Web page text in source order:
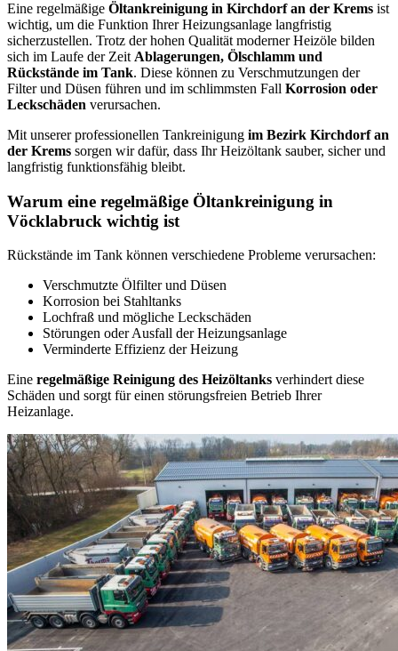
Eine regelmäßige Öltankreinigung in Kirchdorf an der Krems ist
wichtig, um die Funktion Ihrer Heizungsanlage langfristig
sicherzustellen. Trotz der hohen Qualität moderner Heizöle bilden
sich im Laufe der Zeit Ablagerungen, Ölschlamm und
Rückstände im Tank. Diese können zu Verschmutzungen der
Filter und Düsen führen und im schlimmsten Fall Korrosion oder
Leckschäden verursachen.
Mit unserer professionellen Tankreinigung im Bezirk Kirchdorf an
der Krems sorgen wir dafür, dass Ihr Heizöltank sauber, sicher und
langfristig funktionsfähig bleibt.
Warum eine regelmäßige Öltankreinigung in
Vöcklabruck wichtig ist
Rückstände im Tank können verschiedene Probleme verursachen:
Verschmutzte Ölfilter und Düsen
Korrosion bei Stahltanks
Lochfraß und mögliche Leckschäden
Störungen oder Ausfall der Heizungsanlage
Verminderte Effizienz der Heizung
Eine regelmäßige Reinigung des Heizöltanks verhindert diese
Schäden und sorgt für einen störungsfreien Betrieb Ihrer
Heizanlage.